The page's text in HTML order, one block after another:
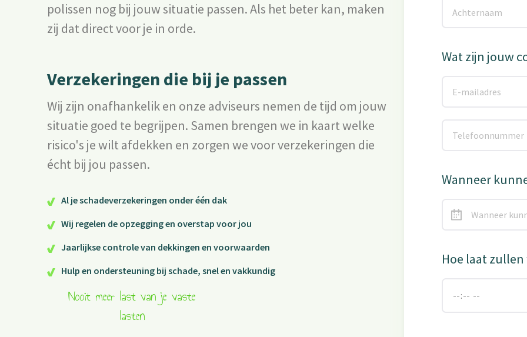
polissen nog bij jouw situatie passen. Als het beter kan, maken
zij dat direct voor je in orde.
Verzekeringen die bij je passen
Wij zijn onafhankelik en onze adviseurs nemen de tijd om jouw
situatie goed te begrijpen. Samen brengen we in kaart welke
risico's je wilt afdekken en zorgen we voor verzekeringen die
écht bij jou passen.
Al je schadeverzekeringen onder één dak
Wij regelen de opzegging en overstap voor jou
Jaarlijkse controle van dekkingen en voorwaarden
Hulp en ondersteuning bij schade, snel en vakkundig
Nooit meer last van je vaste
lasten
Wat zijn jouw
Wanneer
Hoe laat